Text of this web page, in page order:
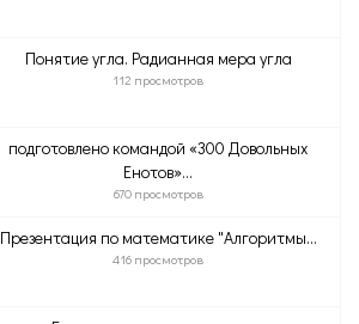
Понятие угла. Радианная мера угла
112 просмотров
подготовлено командой «300 Довольных
Енотов»...
670 просмотров
Презентация по математике "Алгоритмы...
416 просмотров